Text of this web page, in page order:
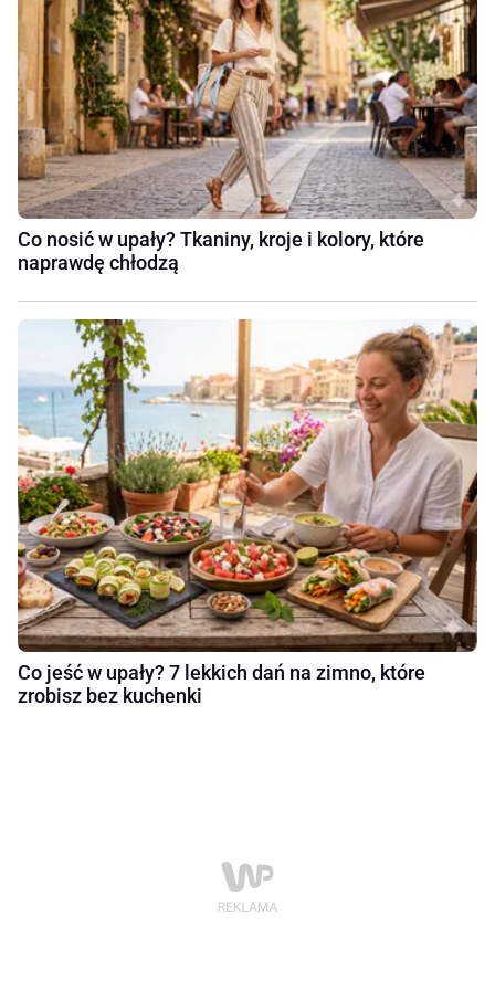
Co nosić w upały? Tkaniny, kroje i kolory, które
naprawdę chłodzą
Co jeść w upały? 7 lekkich dań na zimno, które
zrobisz bez kuchenki